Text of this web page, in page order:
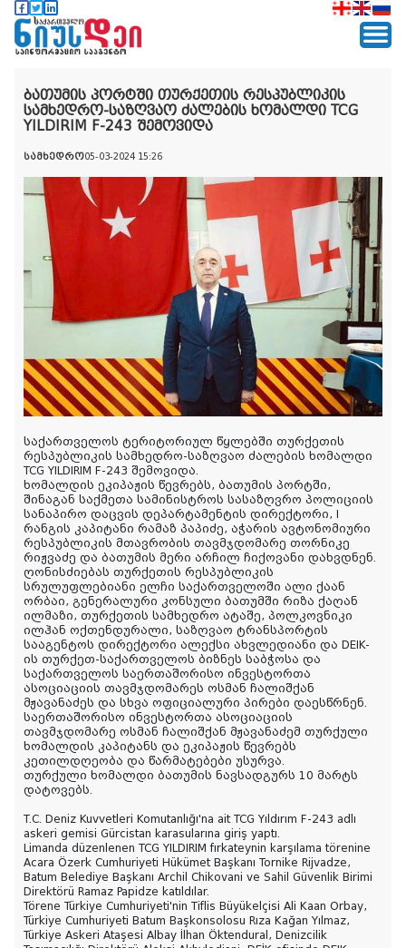
ბათუმის პორტში თურქეთის რესპუბლიკის
სამხედრო-საზღვაო ძალების ხომალდი TCG
YILDIRIM F-243 შემოვიდა
სამხედრო05-03-2024 15:26
საქართველოს ტერიტორიულ წყლებში თურქეთის
რესპუბლიკის სამხედრო-საზღვაო ძალების ხომალდი
TCG YILDIRIM F-243 შემოვიდა.
ხომალდის ეკიპაჟის წევრებს, ბათუმის პორტში,
შინაგან საქმეთა სამინისტროს სასაზღვრო პოლიციის
სანაპირო დაცვის დეპარტამენტის დირექტორი, I
რანგის კაპიტანი რამაზ პაპიძე, აჭარის ავტონომიური
რესპუბლიკის მთავრობის თავმჯდომარე თორნიკე
რიჟვაძე და ბათუმის მერი არჩილ ჩიქოვანი დახვდნენ.
ღონისძიებას თურქეთის რესპუბლიკის
სრულუფლებიანი ელჩი საქართველოში ალი ქაან
ორბაი, გენერალური კონსული ბათუმში რიზა ქაღან
ილმაზი, თურქეთის სამხედრო ატაშე, პოლკოვნიკი
ილჰან ოქთენდურალი, საზღვაო ტრანსპორტის
სააგენტოს დირექტორი ალექსი ახვლედიანი და DEIK-
ის თურქეთ-საქართველოს ბიზნეს საბჭოსა და
საქართველოს საერთაშორისო ინვესტორთა
ასოციაციის თავმჯდომარეს ოსმან ჩალიშქან
მჟავანაძეს და სხვა ოფიციალური პირები დაესწრნენ.
საერთაშორისო ინვესტორთა ასოციაციის
თავმჯდომარე ოსმან ჩალიშქან მჟავანაძემ თურქული
ხომალდის კაპიტანს და ეკიპაჟის წევრებს
კეთილდღეობა და წარმატებები უსურვა.
თურქული ხომალდი ბათუმის ნავსადგურს 10 მარტს
დატოვებს.
T.C. Deniz Kuvvetleri Komutanlığı'na ait TCG Yıldırım F-243 adlı
askeri gemisi Gürcistan karasularına giriş yaptı.
Limanda düzenlenen TCG YILDIRIM fırkateynin karşılama törenine
Acara Özerk Cumhuriyeti Hükümet Başkanı Tornike Rijvadze,
Batum Belediye Başkanı Archil Chikovani ve Sahil Güvenlik Birimi
Direktörü Ramaz Papidze katıldılar.
Törene Türkiye Cumhuriyeti'nin Tiflis Büyükelçisi Ali Kaan Orbay,
Türkiye Cumhuriyeti Batum Başkonsolosu Rıza Kağan Yılmaz,
Türkiye Askeri Ataşesi Albay İlhan Öktendural, Denizcilik